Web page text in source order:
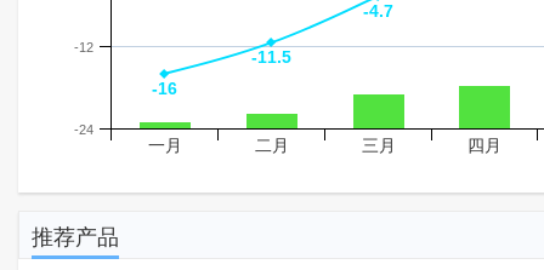
-16
-16
-11.5
-11.5
-4.7
-4.7
一月 二月 三月 四月
-24
-12
推荐产品